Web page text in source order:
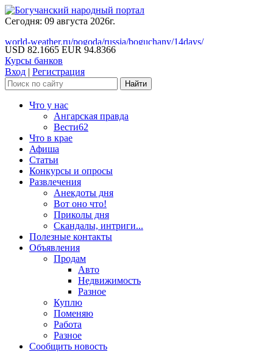
Сегодня: 09 августа 2026г.
world-weather.ru/pogoda/russia/boguchany/14days/
USD 82.1665 EUR 94.8366
Курсы банков
Вход | Регистрация
Что у нас
Ангарская правда
Вести62
Что в крае
Афиша
Статьи
Конкурсы и опросы
Развлечения
Анекдоты дня
Вот оно что!
Приколы дня
Скандалы, интриги...
Полезные контакты
Объявления
Продам
Авто
Недвижимость
Разное
Куплю
Поменяю
Работа
Разное
Сообщить новость